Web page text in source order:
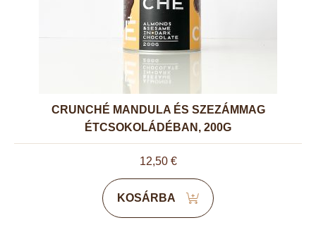
CRUNCHÉ MANDULA ÉS SZEZÁMMAG
ÉTCSOKOLÁDÉBAN, 200G
12,50 €
KOSÁRBA